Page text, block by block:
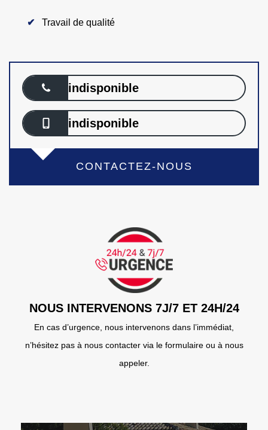
Travail de qualité
indisponible
indisponible
CONTACTEZ-NOUS
NOUS INTERVENONS 7J/7 ET 24H/24
En cas d’urgence, nous intervenons dans l’immédiat,
n’hésitez pas à nous contacter via le formulaire ou à nous
appeler.